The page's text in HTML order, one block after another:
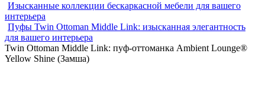
Изысканные коллекции бескаркасной мебели для вашего
интерьера
Пуфы Twin Ottoman Middle Link: изысканная элегантность
для вашего интерьера
Twin Ottoman Middle Link: пуф-оттоманка Ambient Lounge®
Yellow Shine (Замша)